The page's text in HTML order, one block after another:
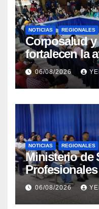
NOTICIAS REGIONALES
Corposalud y
fortalecen la
municipios
06/08/2026
NOTICIAS REGIONALES
Ministerio de
Tuberculosis
06/08/2026